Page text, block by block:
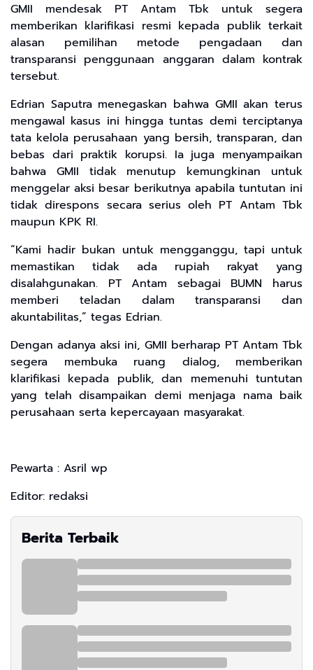
GMII mendesak PT Antam Tbk untuk segera
memberikan klarifikasi resmi kepada publik terkait
alasan pemilihan metode pengadaan dan
transparansi penggunaan anggaran dalam kontrak
tersebut.
Edrian Saputra menegaskan bahwa GMII akan terus
mengawal kasus ini hingga tuntas demi terciptanya
tata kelola perusahaan yang bersih, transparan, dan
bebas dari praktik korupsi. Ia juga menyampaikan
bahwa GMII tidak menutup kemungkinan untuk
menggelar aksi besar berikutnya apabila tuntutan ini
tidak direspons secara serius oleh PT Antam Tbk
maupun KPK RI.
“Kami hadir bukan untuk mengganggu, tapi untuk
memastikan tidak ada rupiah rakyat yang
disalahgunakan. PT Antam sebagai BUMN harus
memberi teladan dalam transparansi dan
akuntabilitas,” tegas Edrian.
Dengan adanya aksi ini, GMII berharap PT Antam Tbk
segera membuka ruang dialog, memberikan
klarifikasi kepada publik, dan memenuhi tuntutan
yang telah disampaikan demi menjaga nama baik
perusahaan serta kepercayaan masyarakat.
Pewarta : Asril wp
Editor: redaksi
Berita Terbaik